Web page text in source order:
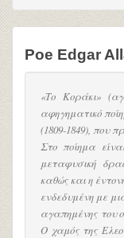
Poe Edgar
«Το Κοράκι»
αφηγηματικό
(1809-1849), που
Στο ποίημα
μεταφυσική
καθώς και η
ενδεδυμένη με
αγαπημένης του
Ο χαμός της